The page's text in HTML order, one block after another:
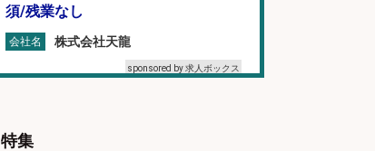
須/残業なし
会社名 株式会社天龍
sponsored by 求人ボックス
ットを生む、裁量バイヤー募集
特集